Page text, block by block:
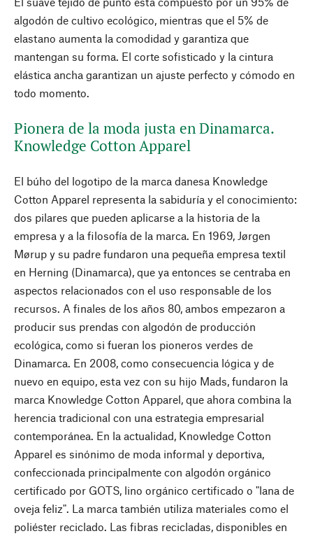
algodón de cultivo ecológico, mientras que el 5% de
elastano aumenta la comodidad y garantiza que
mantengan su forma. El corte sofisticado y la cintura
elástica ancha garantizan un ajuste perfecto y cómodo en
todo momento.
Pionera de la moda justa en Dinamarca.
Knowledge Cotton Apparel
El búho del logotipo de la marca danesa Knowledge
Cotton Apparel representa la sabiduría y el conocimiento:
dos pilares que pueden aplicarse a la historia de la
empresa y a la filosofía de la marca. En 1969, Jørgen
Mørup y su padre fundaron una pequeña empresa textil
en Herning (Dinamarca), que ya entonces se centraba en
aspectos relacionados con el uso responsable de los
recursos. A finales de los años 80, ambos empezaron a
producir sus prendas con algodón de producción
ecológica, como si fueran los pioneros verdes de
Dinamarca. En 2008, como consecuencia lógica y de
nuevo en equipo, esta vez con su hijo Mads, fundaron la
marca Knowledge Cotton Apparel, que ahora combina la
herencia tradicional con una estrategia empresarial
contemporánea. En la actualidad, Knowledge Cotton
Apparel es sinónimo de moda informal y deportiva,
confeccionada principalmente con algodón orgánico
certificado por GOTS, lino orgánico certificado o "lana de
oveja feliz". La marca también utiliza materiales como el
poliéster reciclado. Las fibras recicladas, disponibles en